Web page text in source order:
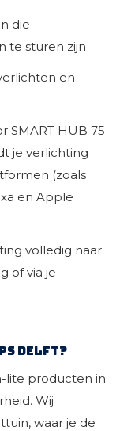
die
te sturen zijn
en
SMART HUB 75
je verlichting
(zoals
en Apple
volledig naar
of via je
Delft?
lite producten in
Wij
waar je de